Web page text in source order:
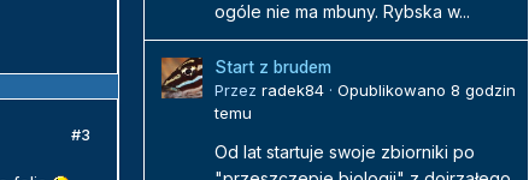
#3
ogóle nie ma mbuny. Rybska w...
Start z brudem
Przez radek84 · Opublikowano 8 godzin
temu
Od lat startuje swoje zbiorniki po